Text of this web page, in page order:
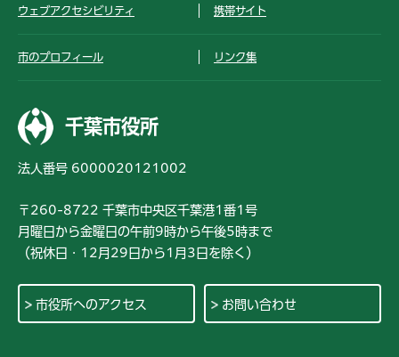
ウェブアクセシビリティ 携帯サイト
市のプロフィール リンク集
千葉市役所
法人番号 6000020121002
〒260-8722 千葉市中央区千葉港1番1号
月曜日から金曜日の午前9時から午後5時まで
（祝休日・12月29日から1月3日を除く）
市役所へのアクセス お問い合わせ